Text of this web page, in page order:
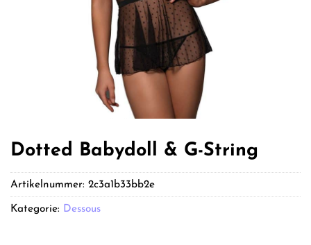
Dotted Babydoll & G-String
Artikelnummer: 2c3a1b33bb2e
Kategorie: Dessous